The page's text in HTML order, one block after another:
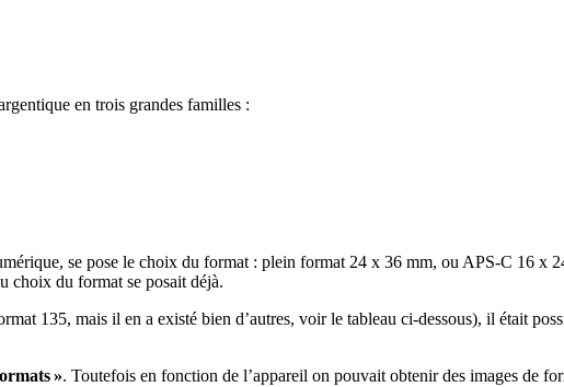
en trois grandes familles :
se pose le choix du format : plein format 24 x 36 mm, ou APS-C 16 x
choix du format se posait déjà.
135, mais il en a existé bien d’autres, voir le tableau ci-dessous), il était
». Toutefois en fonction de l’appareil on pouvait obtenir des images de